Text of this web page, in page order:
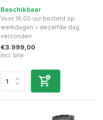
Beschikbaar
Voor 16:00 uur besteld op
werkdagen = dezelfde dag
verzonden
€3.999,00
Incl. btw